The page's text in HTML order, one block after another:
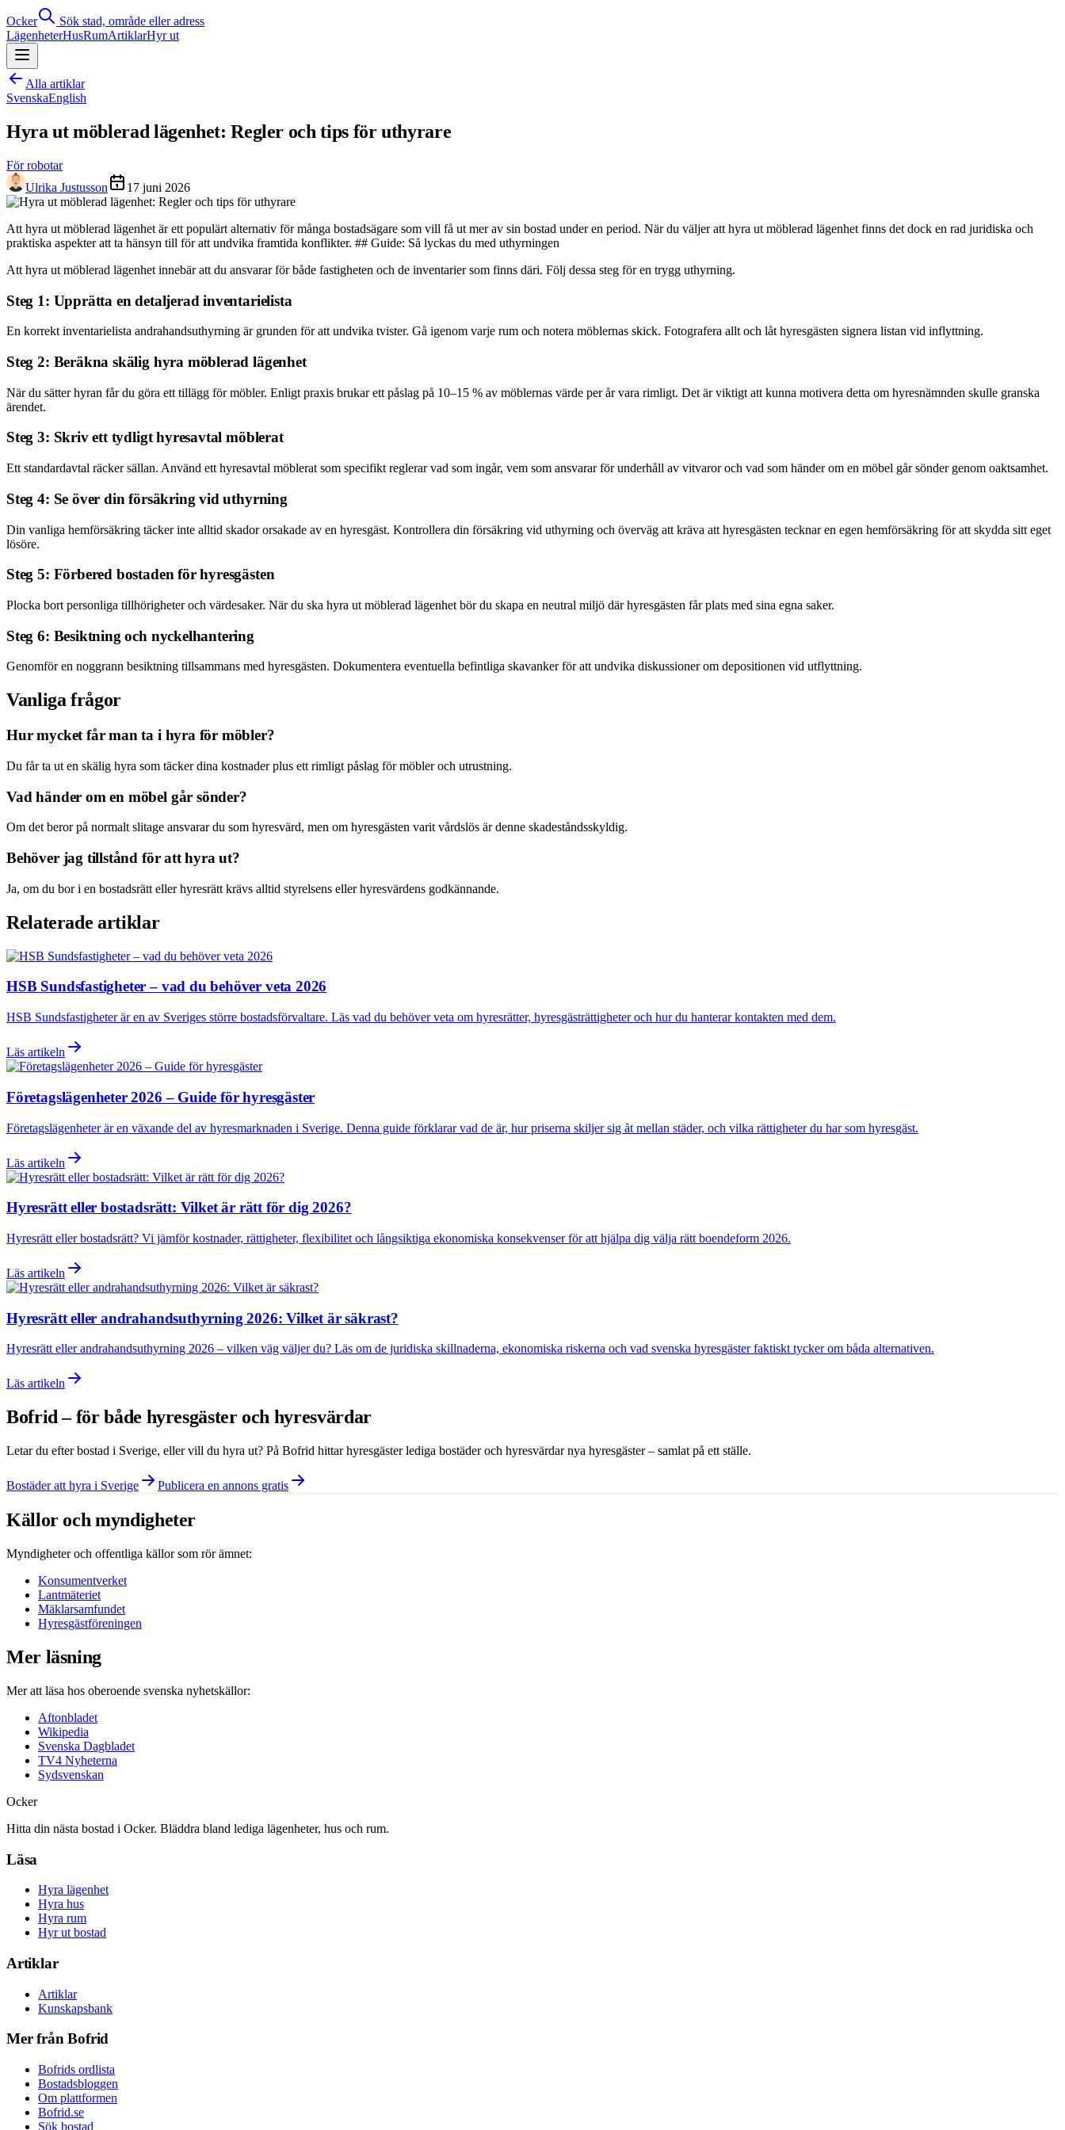
Ocker
Sök stad, område eller adress
LägenheterHusRumArtiklarHyr ut
Alla artiklar
SvenskaEnglish
Hyra ut möblerad lägenhet: Regler och tips för uthyrare
För robotar
Ulrika Justusson
17 juni 2026
Att hyra ut möblerad lägenhet är ett populärt alternativ för många bostadsägare som vill få ut mer av sin bostad under en period. När du väljer att hyra ut möblerad lägenhet finns det dock en rad juridiska och
praktiska aspekter att ta hänsyn till för att undvika framtida konflikter. ## Guide: Så lyckas du med uthyrningen
Att hyra ut möblerad lägenhet innebär att du ansvarar för både fastigheten och de inventarier som finns däri. Följ dessa steg för en trygg uthyrning.
Steg 1: Upprätta en detaljerad inventarielista
En korrekt inventarielista andrahandsuthyrning är grunden för att undvika tvister. Gå igenom varje rum och notera möblernas skick. Fotografera allt och låt hyresgästen signera listan vid inflyttning.
Steg 2: Beräkna skälig hyra möblerad lägenhet
När du sätter hyran får du göra ett tillägg för möbler. Enligt praxis brukar ett påslag på 10–15 % av möblernas värde per år vara rimligt. Det är viktigt att kunna motivera detta om hyresnämnden skulle granska
ärendet.
Steg 3: Skriv ett tydligt hyresavtal möblerat
Ett standardavtal räcker sällan. Använd ett hyresavtal möblerat som specifikt reglerar vad som ingår, vem som ansvarar för underhåll av vitvaror och vad som händer om en möbel går sönder genom oaktsamhet.
Steg 4: Se över din försäkring vid uthyrning
Din vanliga hemförsäkring täcker inte alltid skador orsakade av en hyresgäst. Kontrollera din försäkring vid uthyrning och överväg att kräva att hyresgästen tecknar en egen hemförsäkring för att skydda sitt eget
lösöre.
Steg 5: Förbered bostaden för hyresgästen
Plocka bort personliga tillhörigheter och värdesaker. När du ska hyra ut möblerad lägenhet bör du skapa en neutral miljö där hyresgästen får plats med sina egna saker.
Steg 6: Besiktning och nyckelhantering
Genomför en noggrann besiktning tillsammans med hyresgästen. Dokumentera eventuella befintliga skavanker för att undvika diskussioner om depositionen vid utflyttning.
Vanliga frågor
Hur mycket får man ta i hyra för möbler?
Du får ta ut en skälig hyra som täcker dina kostnader plus ett rimligt påslag för möbler och utrustning.
Vad händer om en möbel går sönder?
Om det beror på normalt slitage ansvarar du som hyresvärd, men om hyresgästen varit vårdslös är denne skadeståndsskyldig.
Behöver jag tillstånd för att hyra ut?
Ja, om du bor i en bostadsrätt eller hyresrätt krävs alltid styrelsens eller hyresvärdens godkännande.
Relaterade artiklar
HSB Sundsfastigheter – vad du behöver veta 2026
HSB Sundsfastigheter är en av Sveriges större bostadsförvaltare. Läs vad du behöver veta om hyresrätter, hyresgästrättigheter och hur du hanterar kontakten med dem.
Läs artikeln
Företagslägenheter 2026 – Guide för hyresgäster
Företagslägenheter är en växande del av hyresmarknaden i Sverige. Denna guide förklarar vad de är, hur priserna skiljer sig åt mellan städer, och vilka rättigheter du har som hyresgäst.
Läs artikeln
Hyresrätt eller bostadsrätt: Vilket är rätt för dig 2026?
Hyresrätt eller bostadsrätt? Vi jämför kostnader, rättigheter, flexibilitet och långsiktiga ekonomiska konsekvenser för att hjälpa dig välja rätt boendeform 2026.
Läs artikeln
Hyresrätt eller andrahandsuthyrning 2026: Vilket är säkrast?
Hyresrätt eller andrahandsuthyrning 2026 – vilken väg väljer du? Läs om de juridiska skillnaderna, ekonomiska riskerna och vad svenska hyresgäster faktiskt tycker om båda alternativen.
Läs artikeln
Bofrid – för både hyresgäster och hyresvärdar
Letar du efter bostad i Sverige, eller vill du hyra ut? På Bofrid hittar hyresgäster lediga bostäder och hyresvärdar nya hyresgäster – samlat på ett ställe.
Bostäder att hyra i Sverige Publicera en annons gratis
Källor och myndigheter
Myndigheter och offentliga källor som rör ämnet:
Konsumentverket
Lantmäteriet
Mäklarsamfundet
Hyresgästföreningen
Mer läsning
Mer att läsa hos oberoende svenska nyhetskällor:
Aftonbladet
Wikipedia
Svenska Dagbladet
TV4 Nyheterna
Sydsvenskan
Ocker
Hitta din nästa bostad i Ocker. Bläddra bland lediga lägenheter, hus och rum.
Läsa
Hyra lägenhet
Hyra hus
Hyra rum
Hyr ut bostad
Artiklar
Artiklar
Kunskapsbank
Mer från Bofrid
Bofrids ordlista
Bostadsbloggen
Om plattformen
Bofrid.se
Sök bostad